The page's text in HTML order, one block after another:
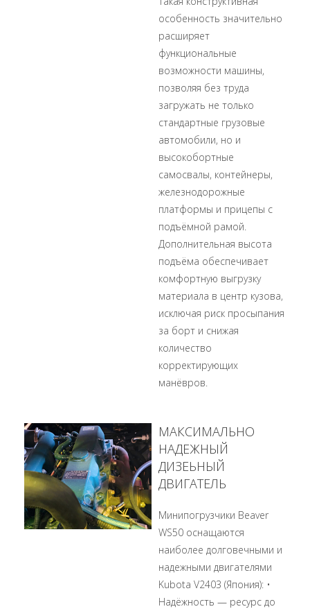
особенность значительно
расширяет
функциональные
возможности машины,
позволяя без труда
загружать не только
стандартные грузовые
автомобили, но и
высокобортные
самосвалы, контейнеры,
железнодорожные
платформы и прицепы с
подъёмной рамой.
Дополнительная высота
подъёма обеспечивает
комфортную выгрузку
материала в центр кузова,
исключая риск просыпания
за борт и снижая
количество
корректирующих
манёвров.
МАКСИМАЛЬНО
НАДЕЖНЫЙ
ДИЗЕЬНЫЙ
ДВИГАТЕЛЬ
Минипогрузчики Beaver
WS50 оснащаются
наиболее долговечными и
надежными двигателями
Kubota V2403 (Япония): •
Надёжность — ресурс до